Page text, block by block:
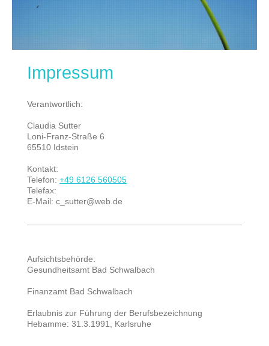
Impressum
Verantwortlich:
Claudia Sutter
Loni-Franz-Straße 6
65510 Idstein
Kontakt:
Telefon: +49 6126 560505
Telefax:
E-Mail: c_sutter@web.de
Aufsichtsbehörde:
Gesundheitsamt Bad Schwalbach
Finanzamt Bad Schwalbach
Erlaubnis zur Führung der Berufsbezeichnung
Hebamme: 31.3.1991, Karlsruhe